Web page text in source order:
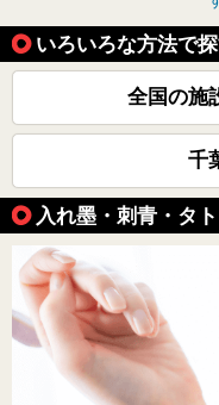
いろいろな方法で
全国の施
千
入れ墨・刺青・タ